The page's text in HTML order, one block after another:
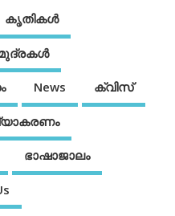
കൃതികൾ
News ക്വിസ്
ഭാഷാജാലം